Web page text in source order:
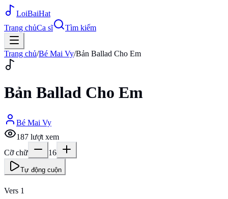
LoiBaiHat
Trang chủCa sĩ Tìm kiếm
Trang chủ/Bé Mai Vy/Bản Ballad Cho Em
Bản Ballad Cho Em
Bé Mai Vy
187 lượt xem
Cỡ chữ
16
Tự động cuộn
Vers 1